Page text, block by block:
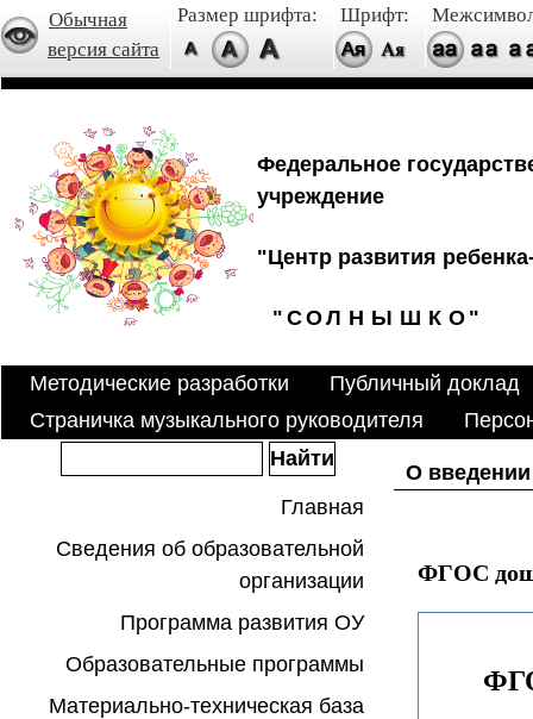
Обычная
версия сайта
Размер шрифта: Шрифт:
Федеральное
учреждение
"Центр развития
" СОЛ Н Ы Ш К О "
Методические разработки
Публичный доклад
Страничка музыкального руководителя
Главная
Сведения об образовательной
организации
Программа развития ОУ
Образовательные программы
Материально-техническая база
О
ФГОС